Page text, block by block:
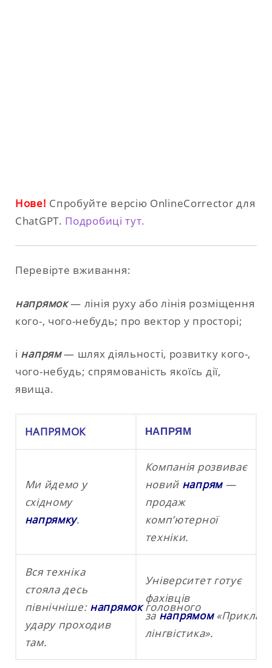
Нове! Спробуйте версію OnlineCorrector для
ChatGPT. Подробиці тут.
Перевірте вживання:
напрямок— лінія руху або лінія розміщення
кого-, чого-небудь; про вектор у просторі;
і напрям— шлях діяльності, розвитку кого-,
чого-небудь; спрямованість якоїсь дії,
явища.
НАПРЯМОК НАПРЯМ
Ми йдемо у
східному
напрямку.
Компанія розвиває
новий напрям—
продаж
комп’ютерної
техніки.
Вся техніка
стояла десь
північніше: напрямокголовного
удару проходив
там.
Університет готує
фахівців
занапрямом
лінгвістика».